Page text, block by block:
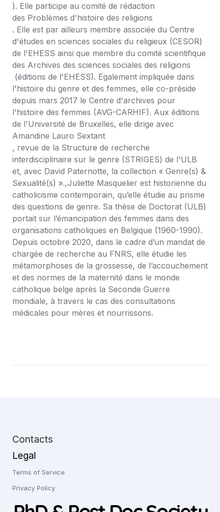
). Elle participe au comité de rédaction
des Problèmes d'histoire des religions
. Elle est par ailleurs membre associée du Centre
d'études en sciences sociales du religieux (CESOR)
de l'EHESS ainsi que membre du comité scientifique
des Archives des sciences sociales des religions
(éditions de l'EHESS). Egalement impliquée dans
l'histoire du genre et des femmes, elle co-préside
depuis mars 2017 le Centre d'archives pour
l'histoire des femmes (AVG-CARHIF). Aux éditions
de l'Université de Bruxelles, elle dirige avec
Amandine Lauro Sextant
, revue de la Structure de recherche
interdisciplinaire sur le genre (STRIGES) de l'ULB
et, avec David Paternotte, la collection « Genre(s) &
Sexualité(s) ».,Juliette Masquelier est historienne du
catholicisme contemporain, qu’elle étudie au prisme
des questions de genre. Sa thèse de Doctorat (ULB)
portait sur l’émancipation des femmes dans des
organisations catholiques en Belgique (1960-1990).
Depuis octobre 2020, dans le cadre d’un mandat de
chargée de recherche au FNRS, elle étudie les
métamorphoses de la grossesse, de l’accouchement
et des normes de la maternité dans le monde
catholique belge après la Seconde Guerre
mondiale, à travers le cas des consultations
médicales pour mères et nourrissons.
Contacts
Legal
Terms of Service
Privacy Policy